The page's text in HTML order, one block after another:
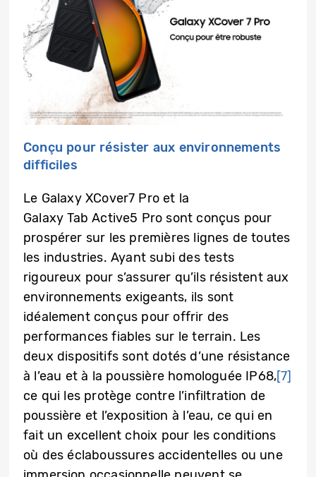
Conçu pour résister aux environnements
difficiles
Le Galaxy XCover7 Pro et la
Galaxy Tab Active5 Pro sont conçus pour
prospérer sur les premières lignes de toutes
les industries. Ayant subi des tests
rigoureux pour s’assurer qu’ils résistent aux
environnements exigeants, ils sont
idéalement conçus pour offrir des
performances fiables sur le terrain. Les
deux dispositifs sont dotés d’une résistance
à l’eau et à la poussière homologuée IP68,[7]
ce qui les protège contre l’infiltration de
poussière et l’exposition à l’eau, ce qui en
fait un excellent choix pour les conditions
où des éclaboussures accidentelles ou une